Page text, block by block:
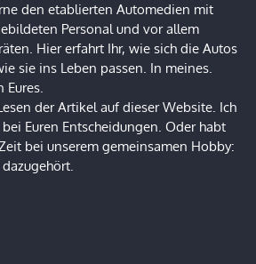
den etablierten Automedien mit
Personal und vor allem
Hier erfahrt Ihr, wie sich die Autos
sie ins Leben passen. In meines.
Eures.
der Artikel auf dieser Website. Ich
Euren Entscheidungen. Oder habt
bei unserem gemeinsamen Hobby: